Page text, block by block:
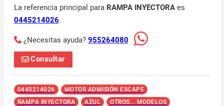
La referencia principal para RAMPA INYECTORAes
0445214026.
¿Necesitas ayuda? 955264080
Consultar
0445214026
MOTOR ADMISIÓN ESCAPE
RAMPA INYECTORA
AZUL OTROS... MODELOS